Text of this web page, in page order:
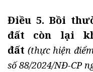
Điều 5. Bồi
đất còn lại
đất (thực hiện
số 88/2024/NĐ-CP